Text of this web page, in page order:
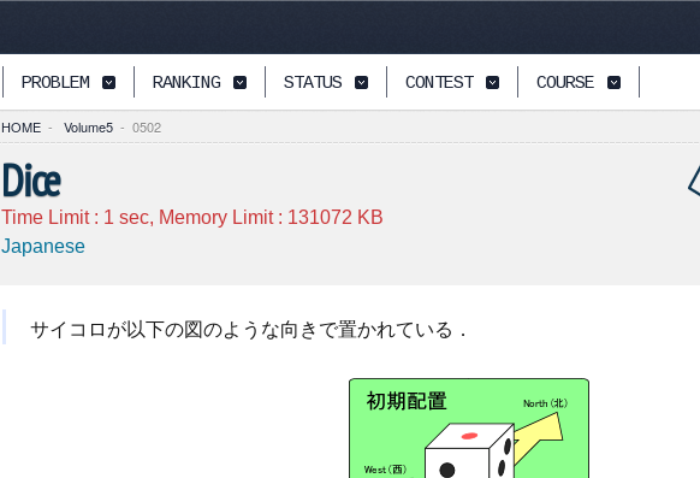
PROBLEM RANKING STATUS CONTEST COURSE
HOME - Volume5 - 0502
Dice
Time Limit : 1 sec, Memory Limit : 131072 KB
Japanese
サイコロが以下の図のような向きで置かれている．